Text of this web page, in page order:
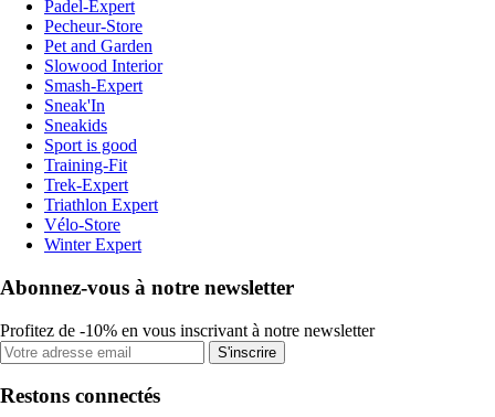
Padel-Expert
Pecheur-Store
Pet and Garden
Slowood Interior
Smash-Expert
Sneak'In
Sneakids
Sport is good
Training-Fit
Trek-Expert
Triathlon Expert
Vélo-Store
Winter Expert
Abonnez-vous à notre newsletter
Profitez de -10% en vous inscrivant à notre newsletter
S'inscrire
Restons connectés